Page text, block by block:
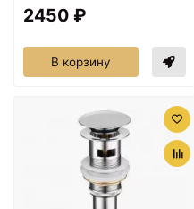
2450 ₽
В корзину